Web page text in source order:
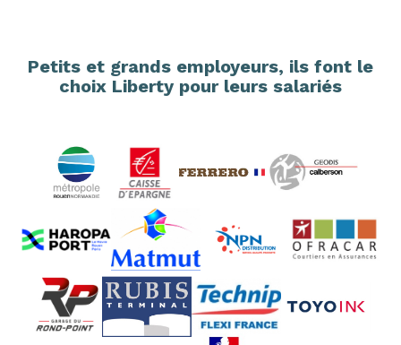
Petits et grands employeurs, ils font le
choix Liberty pour leurs salariés